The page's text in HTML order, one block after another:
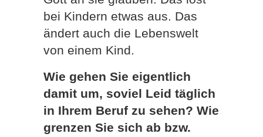
bei Kindern etwas aus. Das
ändert auch die Lebenswelt
von einem Kind.
Wie gehen Sie eigentlich
damit um, soviel Leid täglich
in Ihrem Beruf zu sehen? Wie
grenzen Sie sich ab bzw.